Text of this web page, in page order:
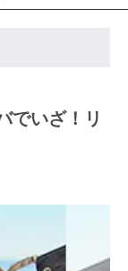
でいざ！リ